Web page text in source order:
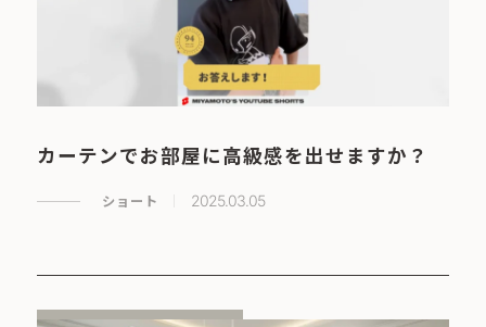
カーテンでお部屋に高級感を出せますか？
ショート 2025.03.05